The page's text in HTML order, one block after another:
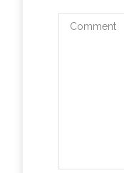
Comment